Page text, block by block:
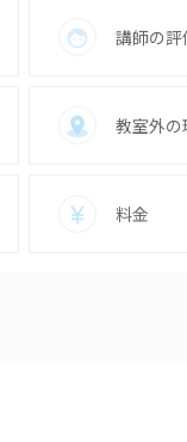
講師の評
教室外の
料金